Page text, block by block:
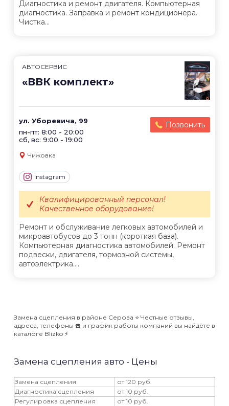
Диагностика и ремонт двигателя. Компьютерная
диагностика. Заправка и ремонт кондиционера.
Чистка...
АВТОСЕРВИС
«ВВК комплект»
ул. Уборевича, 99
пн-пт: 8:00 - 20:00
сб, вс: 9:00 - 19:00
Позвонить
Чижовка
Instagram
Ремонт и обслуживание легковых автомобилей и
микроавтобусов до 3 тонн (короткая база).
Компьютерная диагностика автомобилей. Ремонт
подвески, двигателя, тормозной системы,
автоэлектрика....
Квалифицированный персонал!
Качественное оборудование!
Замена сцепления в районе Серова ⭐️ Честные отзывы,
адреса, телефоны ☎️ и график работы компаний вы найдёте в
каталоге Blizko ⚡️
Замена сцепления авто - Цены
Замена сцепления
от 120 руб.
Диагностика сцепления
от 10 руб.
Регулировка сцепления
от 10 руб.